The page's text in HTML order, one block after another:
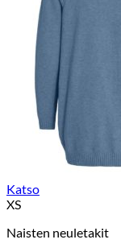
Katso
XS
Naisten neuletakit